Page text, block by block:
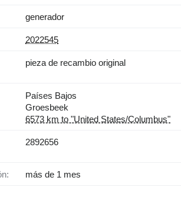
generador
2022545
pieza de recambio original
Países Bajos
Groesbeek
6573 km to "United States/Columbus"
2892656
más de 1 mes